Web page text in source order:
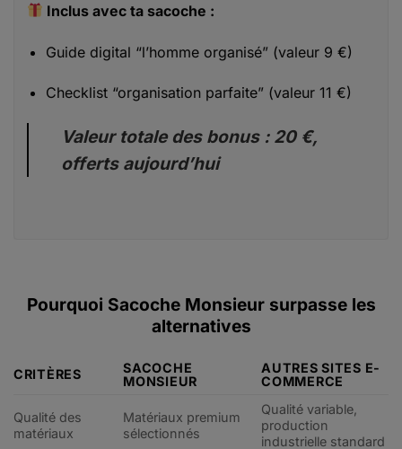
Inclus avec ta sacoche :
Guide digital “l’homme organisé” (valeur 9 €)
Checklist “organisation parfaite” (valeur 11 €)
Valeur totale des bonus : 20 €,
offerts aujourd’hui
Pourquoi Sacoche Monsieur surpasse les
alternatives
CRITÈRES
SACOCHE
MONSIEUR
AUTRES SITES E-
COMMERCE
Qualité des
matériaux
Matériaux premium
sélectionnés
Qualité variable,
production
industrielle standard